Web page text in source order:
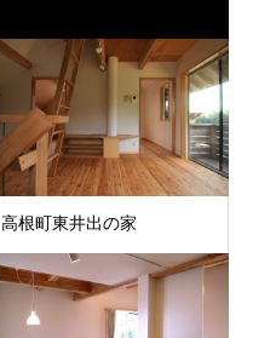
高根町東井出の家